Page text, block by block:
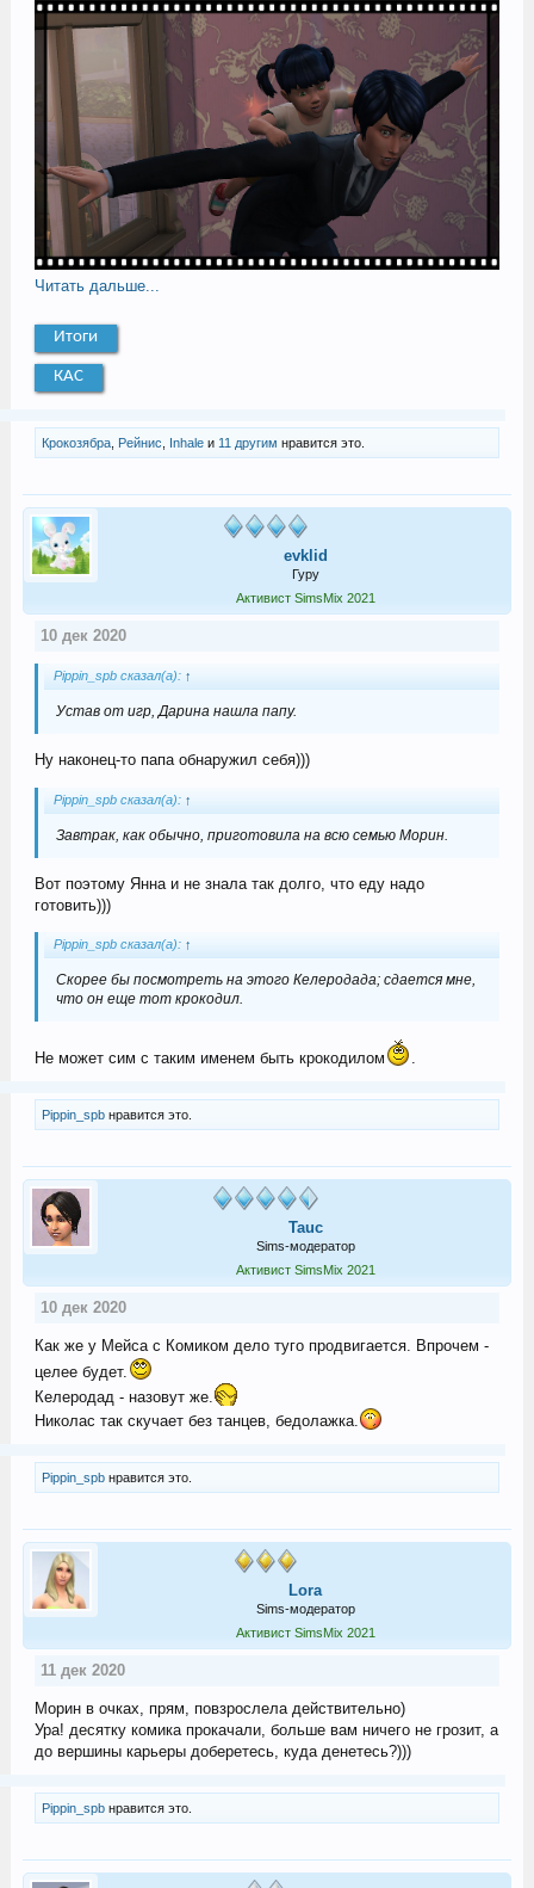
Читать дальше...
Итоги
КАС
Крокозябра, Рейнис Inhaleи 11 другим нравится это.
evklid
Гуру
Активист SimsMix 2021
10 дек 2020
Pippin_spb сказал(а): ↑
Устав от игр, Дарина нашла папу.
Ну наконец-то папа обнаружил себя)))
Pippin_spb сказал(а): ↑
Завтрак, как обычно, приготовила на всю семью Морин.
Вот поэтому Янна и не знала так долго, что еду надо
готовить)))
Pippin_spb сказал(а): ↑
Скорее бы посмотреть на этого Келеродада; сдается мне,
что он еще тот крокодил.
Не может сим с таким именем быть крокодилом
Pippin_spbнравится это.
Tauc
Sims-модератор
Активист SimsMix 2021
10 дек 2020
Как же у Мейса с Комиком дело туго продвигается. Впрочем -
целее будет.
Келеродад - назовут же.
Николас так скучает без танцев, бедолажка.
Pippin_spbнравится это.
Lora
Sims-модератор
Активист SimsMix 2021
11 дек 2020
Морин в очках, прям, повзрослела действительно)
Ура! десятку комика прокачали, больше вам ничего не грозит, а
до вершины карьеры доберетесь, куда денетесь?)))
Pippin_spbнравится это.